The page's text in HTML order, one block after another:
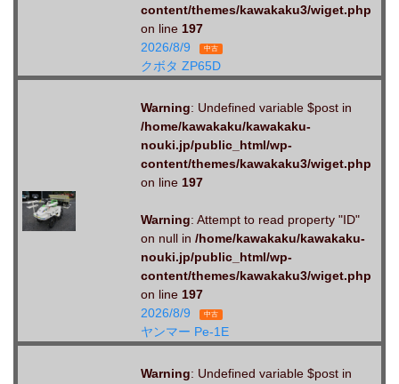
content/themes/kawakaku3/wiget.php
on line 197
2026/8/9
中古
クボタ ZP65D
Warning: Undefined variable $post in
/home/kawakaku/kawakaku-
nouki.jp/public_html/wp-
content/themes/kawakaku3/wiget.php
on line 197
Warning: Attempt to read property "ID"
on null in /home/kawakaku/kawakaku-
nouki.jp/public_html/wp-
content/themes/kawakaku3/wiget.php
on line 197
2026/8/9
中古
ヤンマー Pe-1E
Warning: Undefined variable $post in